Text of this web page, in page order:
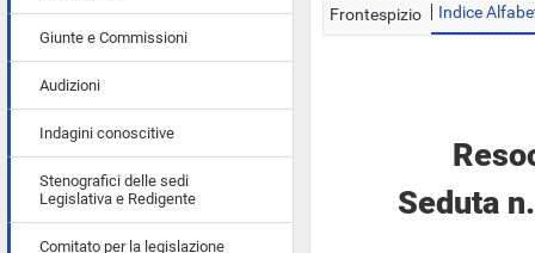
Giunte e Commissioni
Audizioni
Indagini conoscitive
Stenografici delle sedi
Legislativa e Redigente
Comitato per la legislazione
Frontespizio Indice
Seduta